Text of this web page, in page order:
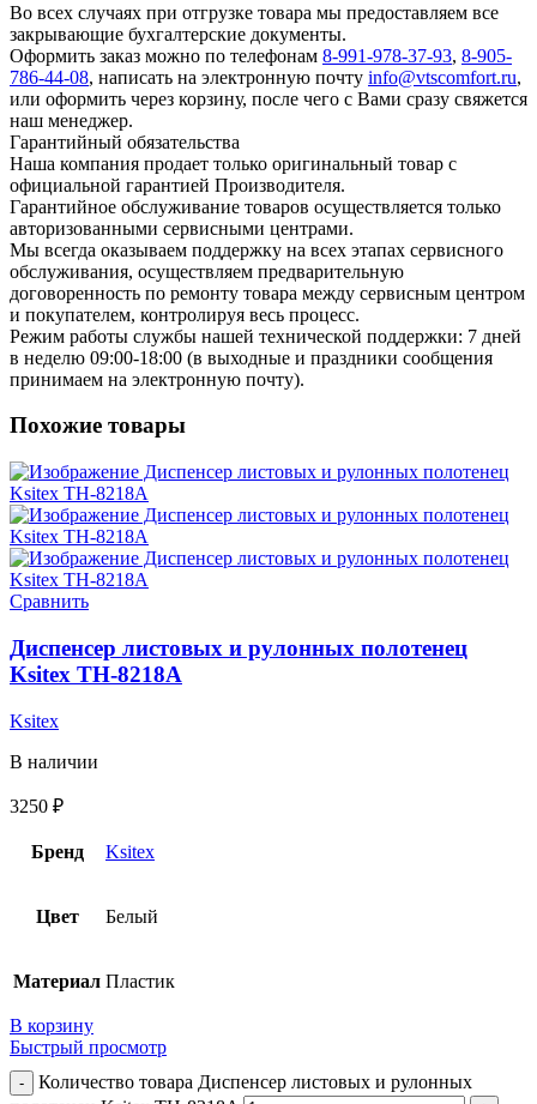
Во всех случаях при отгрузке товара мы предоставляем все
закрывающие бухгалтерские документы.
Оформить заказ можно по телефонам 8-991-978-37-93, 8-905-
786-44-08, написать на электронную почту info@vtscomfort.ru,
или оформить через корзину, после чего с Вами сразу свяжется
наш менеджер.
Гарантийный обязательства
Наша компания продает только оригинальный товар с
официальной гарантией Производителя.
Гарантийное обслуживание товаров осуществляется только
авторизованными сервисными центрами.
Мы всегда оказываем поддержку на всех этапах сервисного
обслуживания, осуществляем предварительную
договоренность по ремонту товара между сервисным центром
и покупателем, контролируя весь процесс.
Режим работы службы нашей технической поддержки: 7 дней
в неделю 09:00-18:00 (в выходные и праздники сообщения
принимаем на электронную почту).
Похожие товары
Сравнить
Диспенсер листовых и рулонных полотенец
Ksitex TH-8218A
Ksitex
В наличии
3250 ₽
Бренд Ksitex
Цвет Белый
Материал Пластик
В корзину
Быстрый просмотр
Количество товара Диспенсер листовых и рулонных